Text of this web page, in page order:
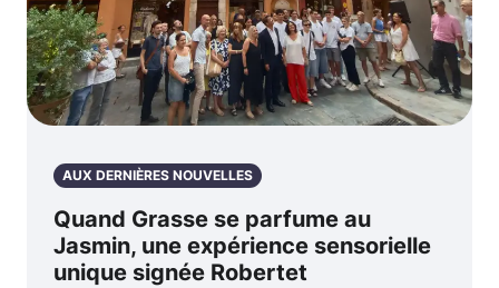
AUX DERNIÈRES NOUVELLES
Quand Grasse se parfume au
Jasmin, une expérience sensorielle
unique signée Robertet